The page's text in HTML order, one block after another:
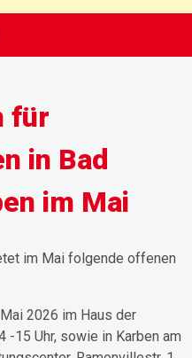
für
in Bad
im Mai
im Mai folgende offenen
2026 im Haus der
-15 Uhr, sowie in Karben am